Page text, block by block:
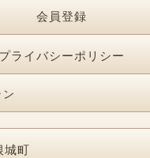
会員登録
プライバシーポリシー
ン
城町